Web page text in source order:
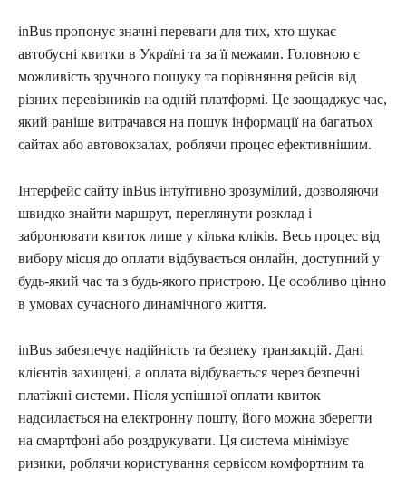
inBus пропонує значні переваги для тих, хто шукає
автобусні квитки в Україні та за її межами. Головною є
можливість зручного пошуку та порівняння рейсів від
різних перевізників на одній платформі. Це заощаджує час,
який раніше витрачався на пошук інформації на багатьох
сайтах або автовокзалах, роблячи процес ефективнішим.
Інтерфейс сайту inBus інтуїтивно зрозумілий, дозволяючи
швидко знайти маршрут, переглянути розклад і
забронювати квиток лише у кілька кліків. Весь процес від
вибору місця до оплати відбувається онлайн, доступний у
будь-який час та з будь-якого пристрою. Це особливо цінно
в умовах сучасного динамічного життя.
inBus забезпечує надійність та безпеку транзакцій. Дані
клієнтів захищені, а оплата відбувається через безпечні
платіжні системи. Після успішної оплати квиток
надсилається на електронну пошту, його можна зберегти
на смартфоні або роздрукувати. Ця система мінімізує
ризики, роблячи користування сервісом комфортним та